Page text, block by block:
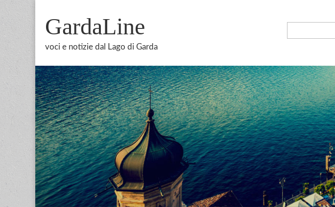
GardaLine
voci e notizie dal Lago di Garda